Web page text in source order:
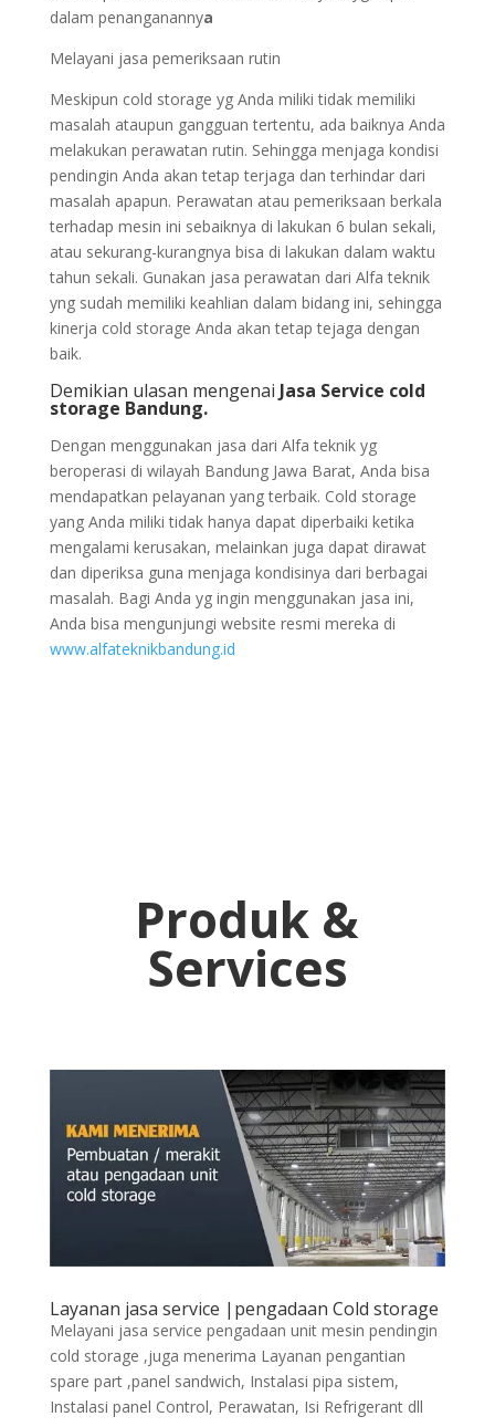
dalam penanganannya
Melayani jasa pemeriksaan rutin
Meskipun cold storage yg Anda miliki tidak memiliki
masalah ataupun gangguan tertentu, ada baiknya Anda
melakukan perawatan rutin. Sehingga menjaga kondisi
pendingin Anda akan tetap terjaga dan terhindar dari
masalah apapun. Perawatan atau pemeriksaan berkala
terhadap mesin ini sebaiknya di lakukan 6 bulan sekali,
atau sekurang-kurangnya bisa di lakukan dalam waktu
tahun sekali. Gunakan jasa perawatan dari Alfa teknik
yng sudah memiliki keahlian dalam bidang ini, sehingga
kinerja cold storage Anda akan tetap tejaga dengan
baik.
Demikian ulasan mengenai Jasa Service cold
storage Bandung.
Dengan menggunakan jasa dari Alfa teknik yg
beroperasi di wilayah Bandung Jawa Barat, Anda bisa
mendapatkan pelayanan yang terbaik. Cold storage
yang Anda miliki tidak hanya dapat diperbaiki ketika
mengalami kerusakan, melainkan juga dapat dirawat
dan diperiksa guna menjaga kondisinya dari berbagai
masalah. Bagi Anda yg ingin menggunakan jasa ini,
Anda bisa mengunjungi website resmi mereka di
www.alfateknikbandung.id
Produk &
Services
Layanan jasa service |pengadaan Cold storage
Melayani jasa service pengadaan unit mesin pendingin
cold storage ,juga menerima Layanan pengantian
spare part ,panel sandwich, Instalasi pipa sistem,
Instalasi panel Control, Perawatan, Isi Refrigerant dll